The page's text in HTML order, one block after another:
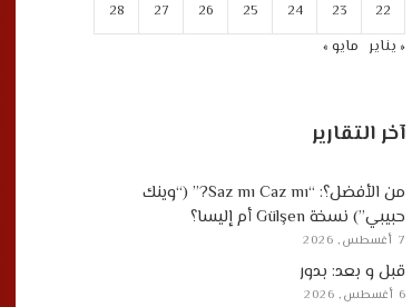
22
23
24
25
26
27
28
« يناير مايو »
آخر التقارير
من الأفضل؟: “Saz mı Caz mı?” (“وينك
حبيبي”) نسخة Gülşen أم إليسا؟
7 أغسطس, 2026
قبل و بعد: بدور
6 أغسطس, 2026